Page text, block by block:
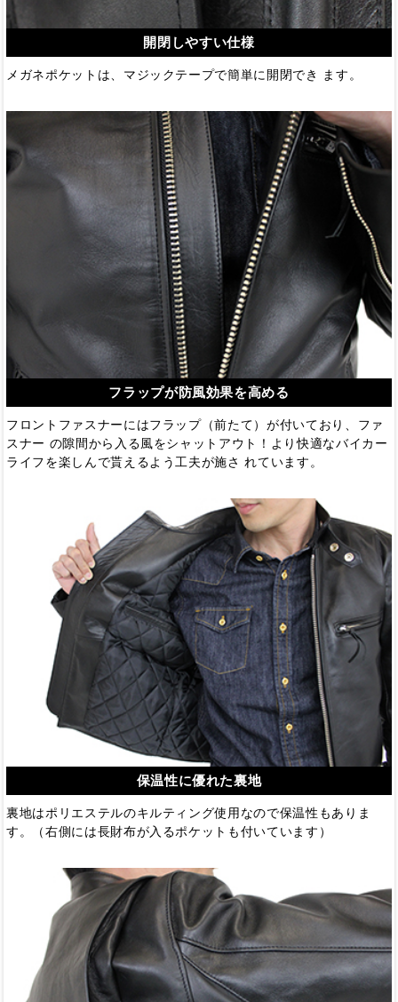
開閉しやすい仕様
メガネポケットは、マジックテープで簡単に開閉でき ます。
フラップが防風効果を高める
フロントファスナーにはフラップ（前たて）が付いており、ファ
スナー の隙間から入る風をシャットアウト！より快適なバイカー
ライフを楽しんで貰えるよう工夫が施さ れています。
保温性に優れた裏地
裏地はポリエステルのキルティング使用なので保温性もありま
す。（右側には長財布が入るポケットも付いています）